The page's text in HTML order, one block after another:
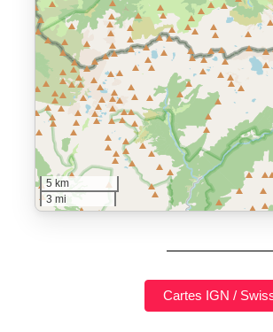
"Calcul d'itinéraires" est un outil
Fonctionnalités principales : tracé
avec options de
Public cible :strong> sportifs de loisir
5 km
3 mi